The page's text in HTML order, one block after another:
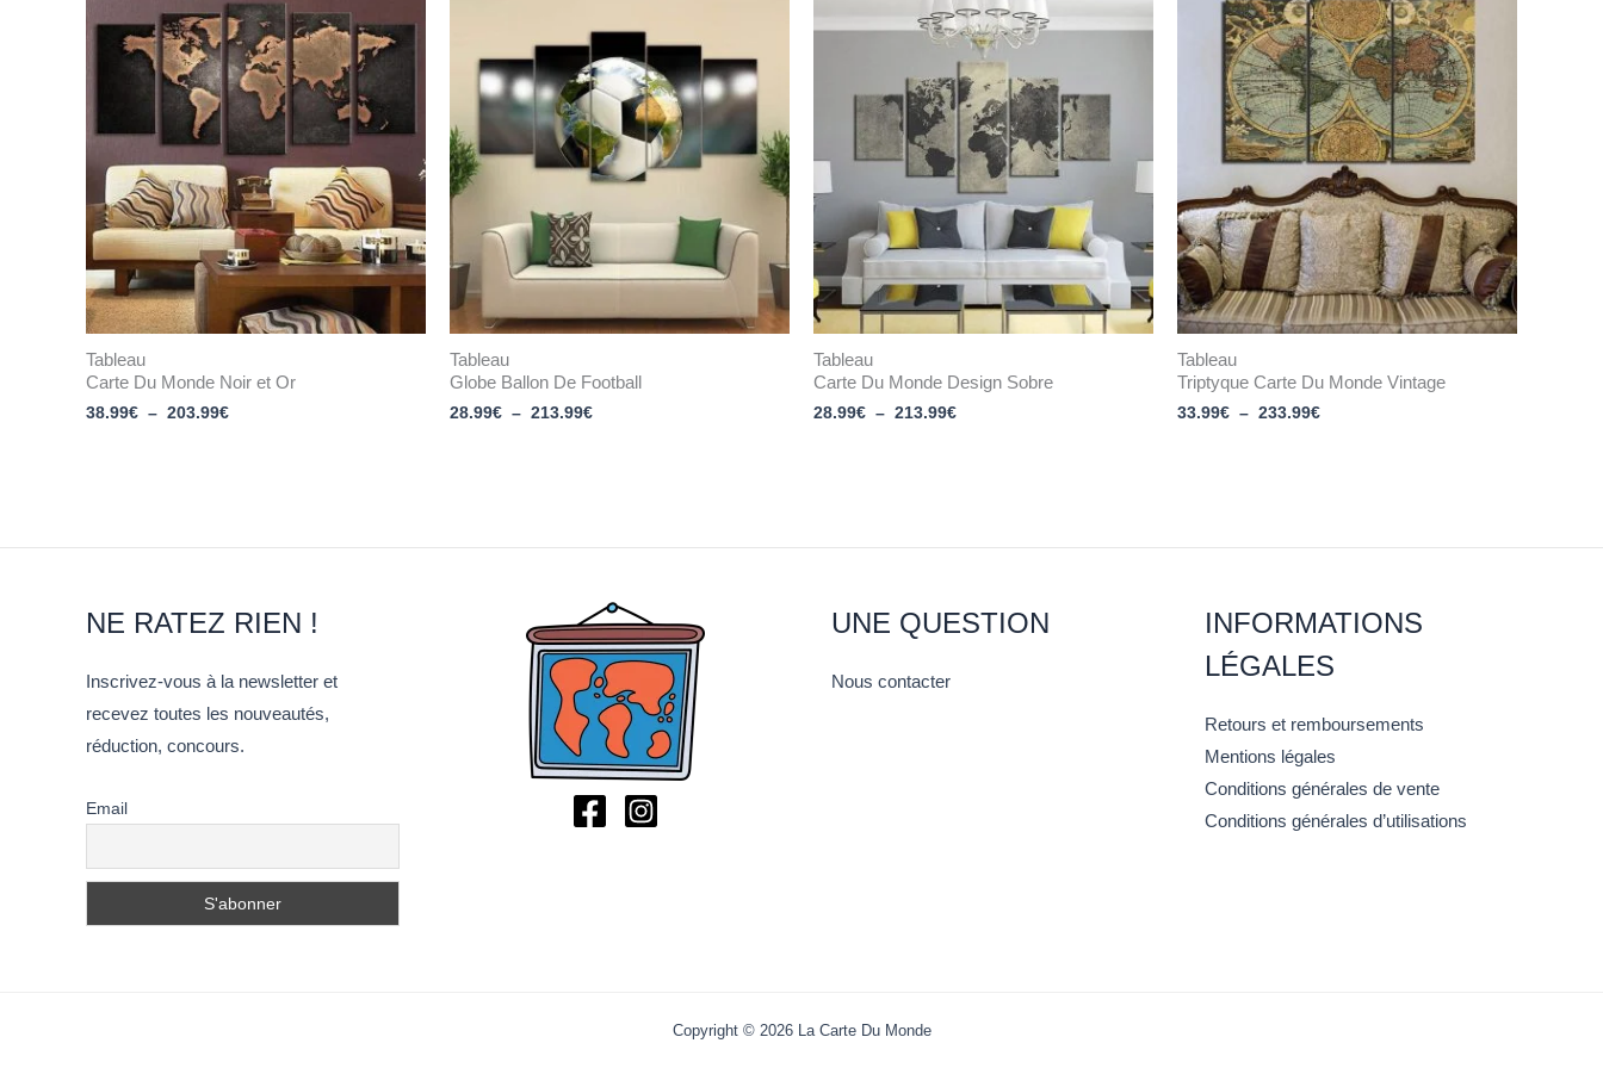
Tableau
Carte Du Monde Noir et Or
38.99€ – 203.99€
de
prix :
38.99€
à
203.99€
Tableau
Globe Ballon De Football
28.99€ – 213.99€
28.99€
à
213.99€
Tableau
Carte Du Monde Design Sobre
28.99€ – 213.99€
de
prix :
28.99€
à
213.99€
Tableau
Triptyque Carte Du Monde Vintage
33.99€ – 233.99€
de
prix :
33.99€
à
233.99€
NE RATEZ RIEN !
Inscrivez-vous à la newsletter et
recevez toutes les nouveautés,
réduction, concours.
Email
UNE QUESTION
Nous contacter
INFORMATIONS
LÉGALES
Retours et remboursements
Mentions légales
Conditions générales de vente
Conditions générales d’utilisations
Copyright © 2026 La Carte Du Monde